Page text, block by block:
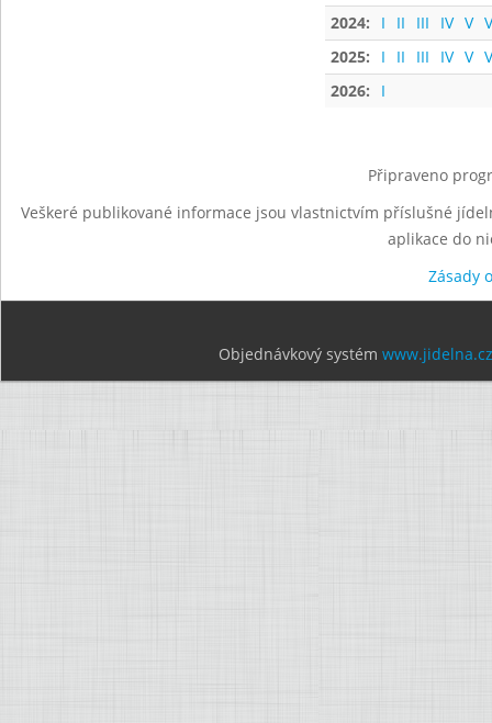
2024: I II III IV V
2025:
I II III IV V
2026:
I
Připraveno
Veškeré publikované informace jsou vlastnictvím příslušné
aplikace do
Zásady
Objednávkový systém www.jidelna.cz